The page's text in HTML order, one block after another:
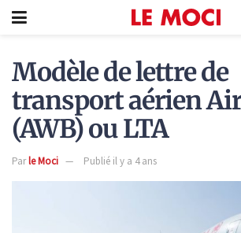
Modèle de lettre de
transport aérien
(AWB) ou LTA
Parle Moci Publié il y a 4 ans